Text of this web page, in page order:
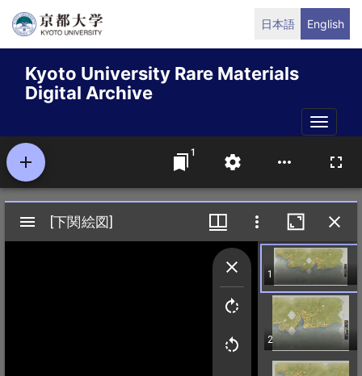
Skip
content
日本語 English
Kyoto University Rare Materials
Digital Archive
Toggle